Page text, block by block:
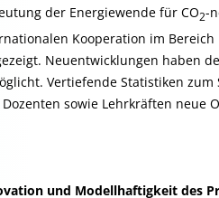
der Energiewende für CO2-
Kooperation im Bereich
Neuentwicklungen haben
Vertiefende Statistiken
sowie Lehrkräften neue
und Modellhaftigkeit des